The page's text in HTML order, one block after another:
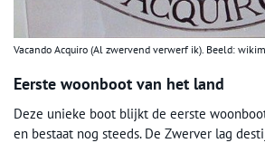
Vacando Acquiro (Al zwervend verwerf ik). Beeld:
Eerste woonboot van het land
Deze unieke boot blijkt de eerste
en bestaat nog steeds. De Zwerver lag